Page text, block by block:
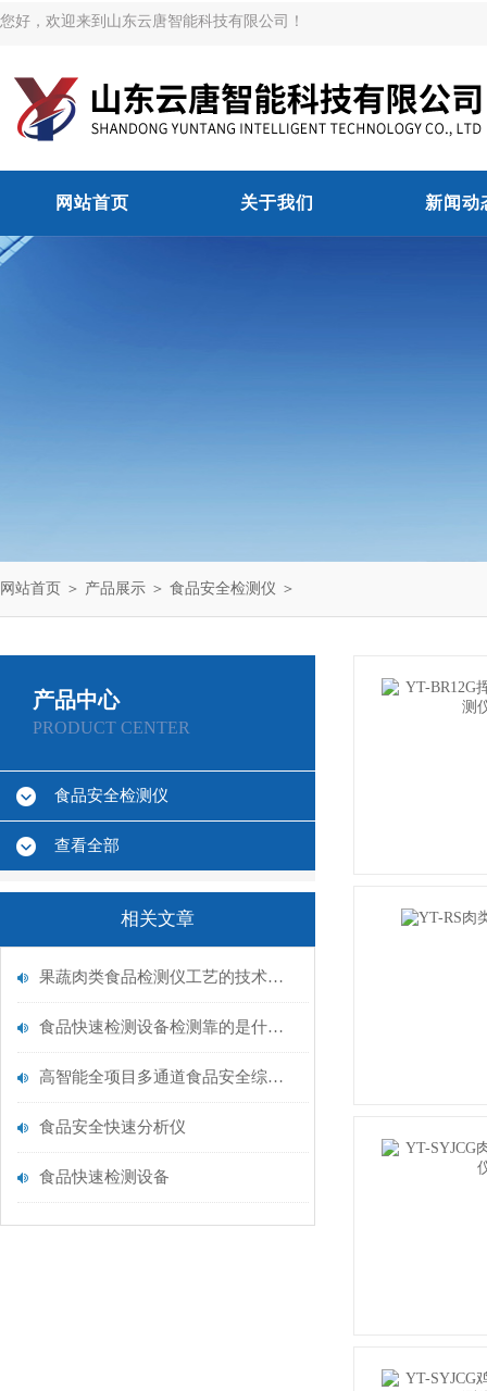
您好，欢迎来到山东云唐智能科技有限公司！
网站首页 关于我们 新闻动
网站首页 ＞ 产品展示 ＞ 食品安全检测仪 ＞
产品中心
PRODUCT CENTER
食品安全检测仪
查看全部
相关文章
果蔬肉类食品检测仪工艺的技术解析：原理与应用
食品快速检测设备检测靠的是什么原理呢
高智能全项目多通道食品安全综合检测仪器简介
食品安全快速分析仪
食品快速检测设备